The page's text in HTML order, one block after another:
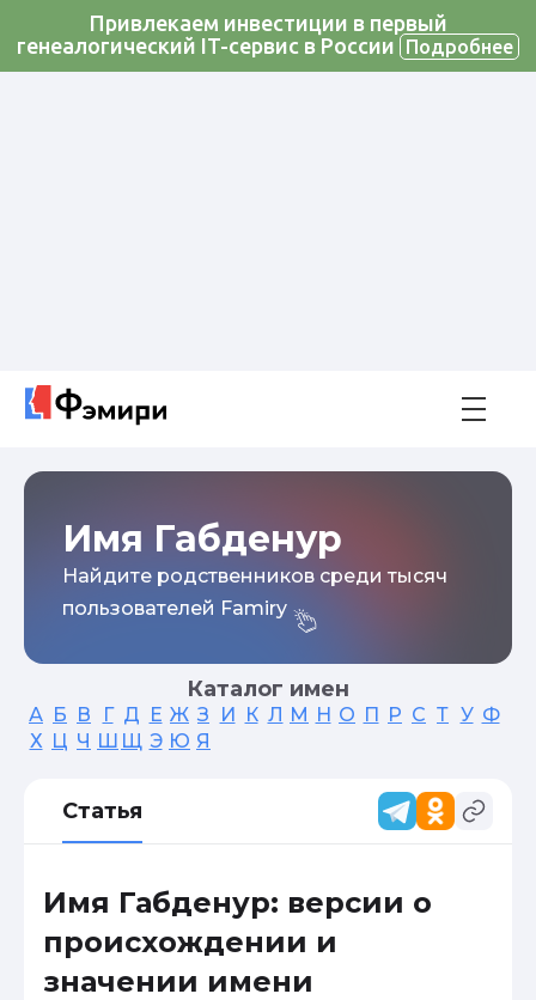
Привлекаем инвестиции в первый
генеалогический IT-сервис в России
Подробнее
Имя Габденур
Найдите родственников среди тысяч
пользователей Famiry
Каталог имен
А Б В Г Д Е Ж З И К Л М Н О П Р С Т У Ф
Х Ц Ч Ш Щ Э Ю Я
Статья
Имя Габденур: версии о
происхождении и
значении имени